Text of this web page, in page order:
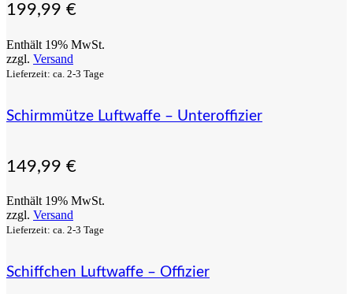
199,99 €
Enthält 19% MwSt.
zzgl. Versand
Lieferzeit: ca. 2-3 Tage
Schirmmütze Luftwaffe – Unteroffizier
149,99 €
Enthält 19% MwSt.
zzgl. Versand
Lieferzeit: ca. 2-3 Tage
Schiffchen Luftwaffe – Offizier